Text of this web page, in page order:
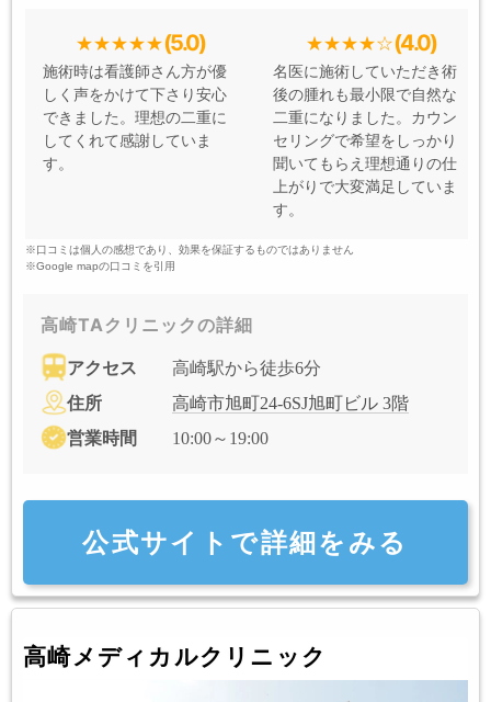
(5.0)
施術時は看護師さん方が優
しく声をかけて下さり安心
できました。理想の二重に
してくれて感謝していま
す。
(4.0)
名医に施術していただき術
後の腫れも最小限で自然な
二重になりました。カウン
セリングで希望をしっかり
聞いてもらえ理想通りの仕
上がりで大変満足していま
す。
※口コミは個人の感想であり、効果を保証するものではありません
※Google mapの口コミを引用
高崎TAクリニックの詳細
アクセス
高崎駅から徒歩6分
住所
高崎市旭町24-6SJ旭町ビル 3階
営業時間
10:00～19:00
公式サイトで詳細をみる
高崎メディカルクリニック